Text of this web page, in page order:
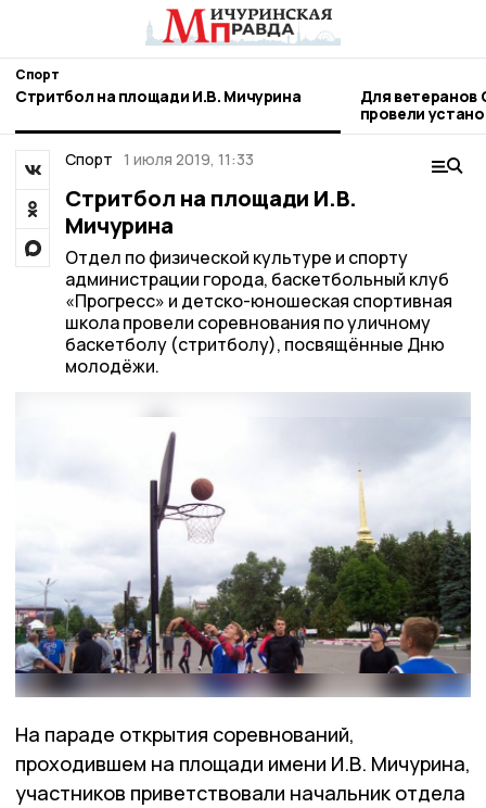
Спорт
Стритбол на площади И.В. Мичурина
Для ветеранов
провели
следж-хоккею
Спорт 1 июля 2019, 11:33
Стритбол на площади И.В.
Мичурина
Отдел по физической культуре и спорту
администрации города, баскетбольный клуб
«Прогресс» и детско-юношеская спортивная
школа провели соревнования по уличному
баскетболу (стритболу), посвящённые Дню
молодёжи.
На параде открытия соревнований,
проходившем на площади имени И.В. Мичурина,
участников приветствовали начальник отдела